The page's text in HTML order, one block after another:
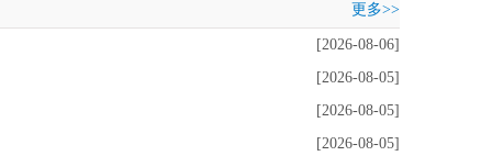
更多>>
[2026-08-06]
[2026-08-05]
[2026-08-05]
[2026-08-05]